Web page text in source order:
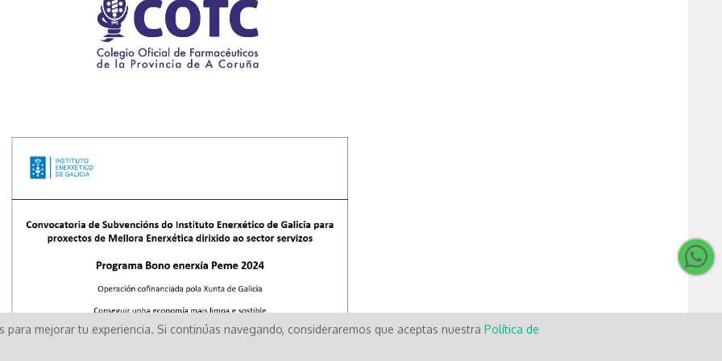
mejorar tu experiencia. Si continúas navegando, consideraremos que aceptas nuestra Política de